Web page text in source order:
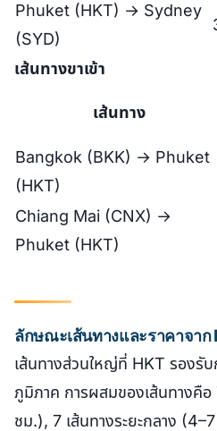
Phuket (HKT) → Sydney
(SYD)
เส้นทางขาเข้า
เส้นทาง
Bangkok (BKK) → Phuket
(HKT)
Chiang Mai (CNX) →
Phuket (HKT)
ลักษณะเส้นทางและราคาจาก
เส้นทางส่วนใหญ่ที่ HKT รองรับ
ภูมิภาค การผสมของเส้นทางคือ
ชม.), 7 เส้นทางระยะกลาง